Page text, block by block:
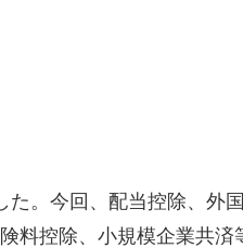
。今回、配当控除、外
料控除、小規模企業共済